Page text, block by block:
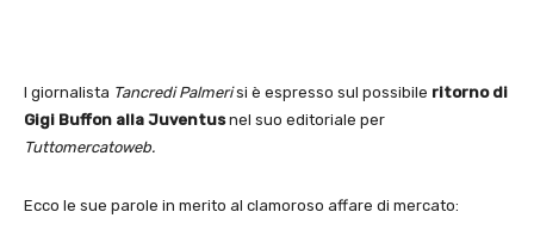
l giornalista Tancredi Palmerisi è espresso sul possibile ritorno di
Gigi Buffon alla Juventusnel suo editoriale per
Tuttomercatoweb.
Ecco le sue parole in merito al clamoroso affare di mercato: